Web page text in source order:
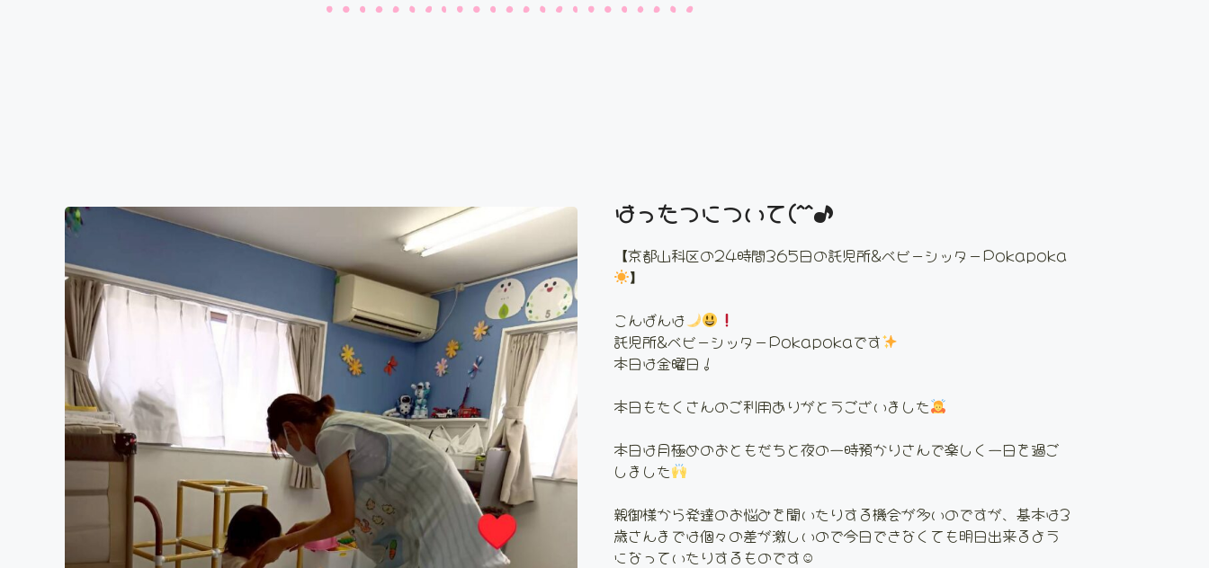
はったつについて(^^♪
【京都山科区の24時間365日の託児所&ベビーシッターPokapoka
】
こんばんは
託児所&ベビーシッターPokapokaです
本日は金曜日！
本日もたくさんのご利用ありがとうございました
本日は月極めのおともだちと夜の一時預かりさんで楽しく一日を過ご
しました
親御様から発達のお悩みを聞いたりする機会が多いのですが、基本は3
歳さんまでは個々の差が激しいので今日できなくても明日出来るよう
になっていたりするものです☺